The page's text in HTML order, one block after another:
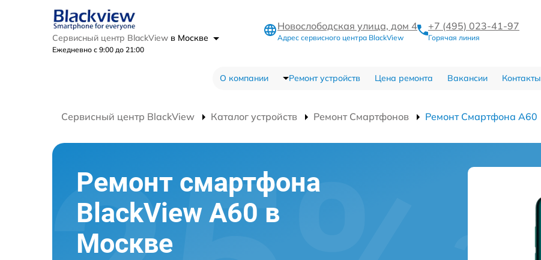
Сервисный центр BlackView в Москве
Ежедневно с 9:00 до 21:00
Новослободская улица, дом 4
Адрес сервисного центра BlackView
+7 (495) 023-41-97
Горячая линия
О компании Ремонт устройств Цена ремонта Вакансии Контакты
Сервисный центр BlackView Каталог устройств Ремонт Смартфонов Ремонт Смартфона A60
Ремонт смартфона
BlackView A60 в
Москве